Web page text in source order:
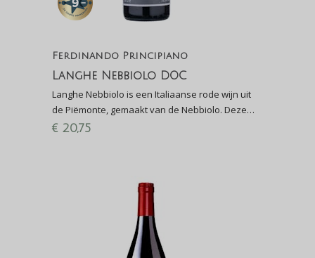
Ferdinando Principiano
Langhe Nebbiolo DOC
Langhe Nebbiolo is een Italiaanse rode wijn uit
de Piëmonte, gemaakt van de Nebbiolo. Deze
druif wordt ook gebruikt voor de beroemde
€ 20,75